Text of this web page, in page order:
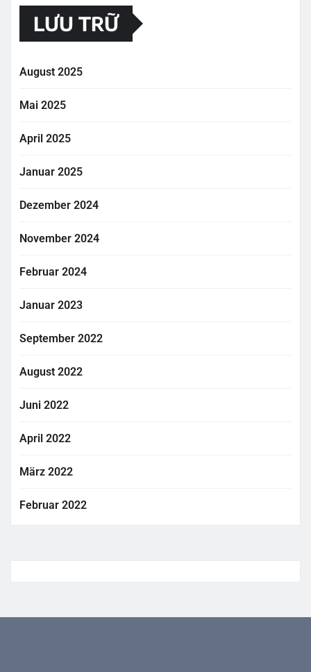
LƯU TRỮ
August 2025
Mai 2025
April 2025
Januar 2025
Dezember 2024
November 2024
Februar 2024
Januar 2023
September 2022
August 2022
Juni 2022
April 2022
März 2022
Februar 2022